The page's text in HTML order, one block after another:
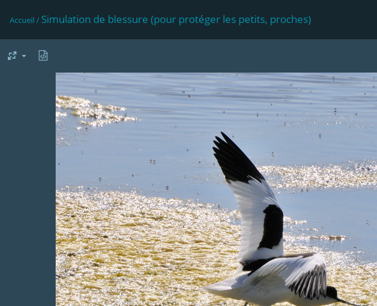
Accueil / Simulation de blessure (pour protéger les petits, proches)